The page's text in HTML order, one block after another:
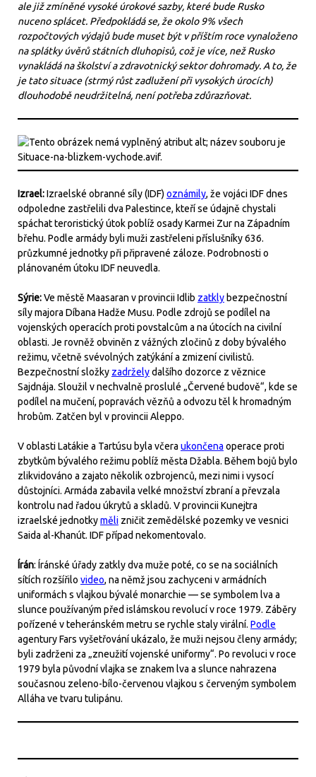
ale již zmíněné vysoké úrokové sazby, které bude Rusko
nuceno splácet. Předpokládá se, že okolo 9% všech
rozpočtových výdajů bude muset být v příštím roce vynaloženo
na splátky úvěrů státních dluhopisů, což je více, než Rusko
vynakládá na školství a zdravotnický sektor dohromady. A to, že
je tato situace (strmý růst zadlužení při vysokých úrocích)
dlouhodobě neudržitelná, není potřeba zdůrazňovat.
Izrael:Izraelské obranné síly (IDF) oznámily, že vojáci IDF dnes
odpoledne zastřelili dva Palestince, kteří se údajně chystali
spáchat teroristický útok poblíž osady Karmei Zur na Západním
břehu. Podle armády byli muži zastřeleni příslušníky 636.
průzkumné jednotky při připravené záloze. Podrobnosti o
plánovaném útoku IDF neuvedla.
Sýrie:Ve městě Maasaran v provincii Idlib zatkly bezpečnostní
síly majora Díbana Hadže Musu. Podle zdrojů se podílel na
vojenských operacích proti povstalcům a na útocích na civilní
oblasti. Je rovněž obviněn z vážných zločinů z doby bývalého
režimu, včetně svévolných zatýkání a zmizení civilistů.
Bezpečnostní složky zadrželydalšího dozorce z věznice
Sajdnája. Sloužil v nechvalně proslulé „Červené budově“, kde se
podílel na mučení, popravách vězňů a odvozu těl k hromadným
hrobům. Zatčen byl v provincii Aleppo.
V oblasti Latákie a Tartúsu byla včera ukončena operace proti
zbytkům bývalého režimu poblíž města Džabla. Během bojů bylo
zlikvidováno a zajato několik ozbrojenců, mezi nimi i vysocí
důstojníci. Armáda zabavila velké množství zbraní a převzala
kontrolu nad řadou úkrytů a skladů. V provincii Kunejtra
izraelské jednotkyměli zničit zemědělské pozemky ve vesnici
Saida al-Khanút. IDF případ nekomentovalo.
Írán: Íránské úřady zatkly dva muže poté, co se na sociálních
sítích rozšířilo video, na němž jsou zachyceni v armádních
uniformách s vlajkou bývalé monarchie — se symbolem lva a
slunce používaným před islámskou revolucí v roce 1979. Záběry
pořízené v teheránském metru se rychle staly virální. Podle
agentury Fars vyšetřování ukázalo, že muži nejsou členy armády;
byli zadrženi za „zneužití vojenské uniformy“. Po revoluci v roce
1979 byla původní vlajka se znakem lva a slunce nahrazena
současnou zeleno-bílo-červenou vlajkou s červeným symbolem
Alláha ve tvaru tulipánu.